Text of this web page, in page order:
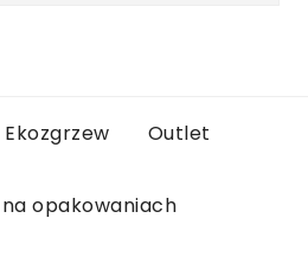
Ekozgrzew Outlet
opakowaniach
Zaloguj się